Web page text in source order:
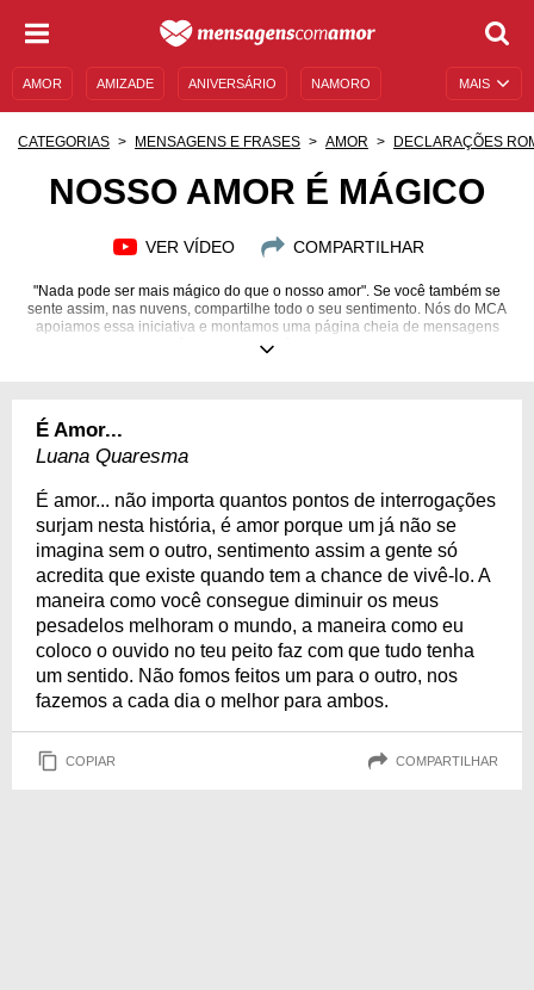
MAIS
AMOR AMIZADE ANIVERSÁRIO NAMORO
DESCULPAS
CATEGORIAS MENSAGENS E FRASES AMOR DECLARAÇÕES
NOSSO AMOR É MÁGICO
VER VÍDEO COMPARTILHAR
"Nada pode ser mais mágico do que o nosso amor". Se você também se
sente assim, nas nuvens, compartilhe todo o seu sentimento. Nós do MCA
apoiamos essa iniciativa e montamos uma página cheia de mensagens
românticas para você e o seu amor.
É Amor...
Luana Quaresma
É amor... não importa quantos pontos de interrogações
surjam nesta história, é amor porque um já não se
imagina sem o outro, sentimento assim a gente só
acredita que existe quando tem a chance de vivê-lo. A
maneira como você consegue diminuir os meus
pesadelos melhoram o mundo, a maneira como eu
coloco o ouvido no teu peito faz com que tudo tenha
um sentido. Não fomos feitos um para o outro, nos
fazemos a cada dia o melhor para ambos.
COPIAR COMPARTILHAR